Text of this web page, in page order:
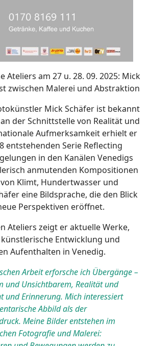
Ateliers am 27 u. 28. 09. 2025: Mick
zwischen Malerei und Abstraktion
Mick Schäfer ist bekannt
der Schnittstelle von Realität und
Aufmerksamkeit erhielt er
entstehenden Serie Reflecting
in den Kanälen Venedigs
anmutenden Kompositionen
Klimt, Hundertwasser und
eine Bildsprache, die den Blick
Perspektiven eröffnet.
Ateliers zeigt er aktuelle Werke,
Entwicklung und
Aufenthalten in Venedig.
Arbeit erforsche ich Übergänge –
und Unsichtbarem, Realität und
und Erinnerung. Mich interessiert
Abbild als der
Meine Bilder entstehen im
Fotografie und Malerei: